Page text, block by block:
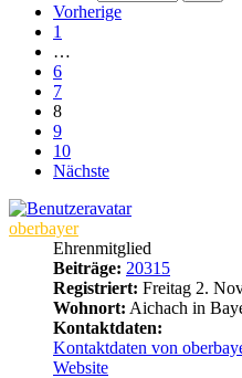
Vorherige
1
…
6
7
8
9
10
Nächste
oberbayer
Ehrenmitglied
Beiträge: 20315
Registriert: Freitag 2.
Wohnort: Aichach in
Kontaktdaten:
Kontaktdaten von
Website